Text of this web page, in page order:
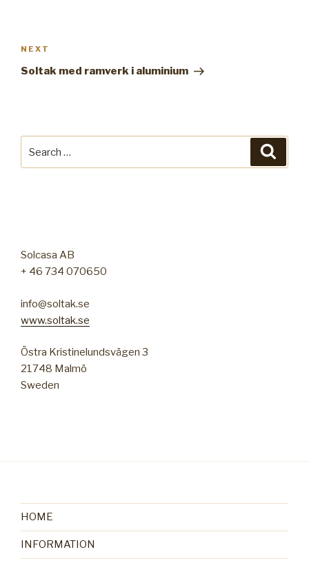
navigation
Next
Post
NEXT
Soltak med ramverk i aluminium
Solcasa AB
+ 46 734 070650
info@soltak.se
www.soltak.se
Östra Kristinelundsvägen 3
21748 Malmö
Sweden
HOME
INFORMATION